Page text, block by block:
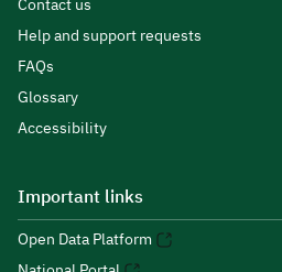
Contact us
Help and support requests
FAQs
Glossary
Accessibility
Important links
Open Data Platform